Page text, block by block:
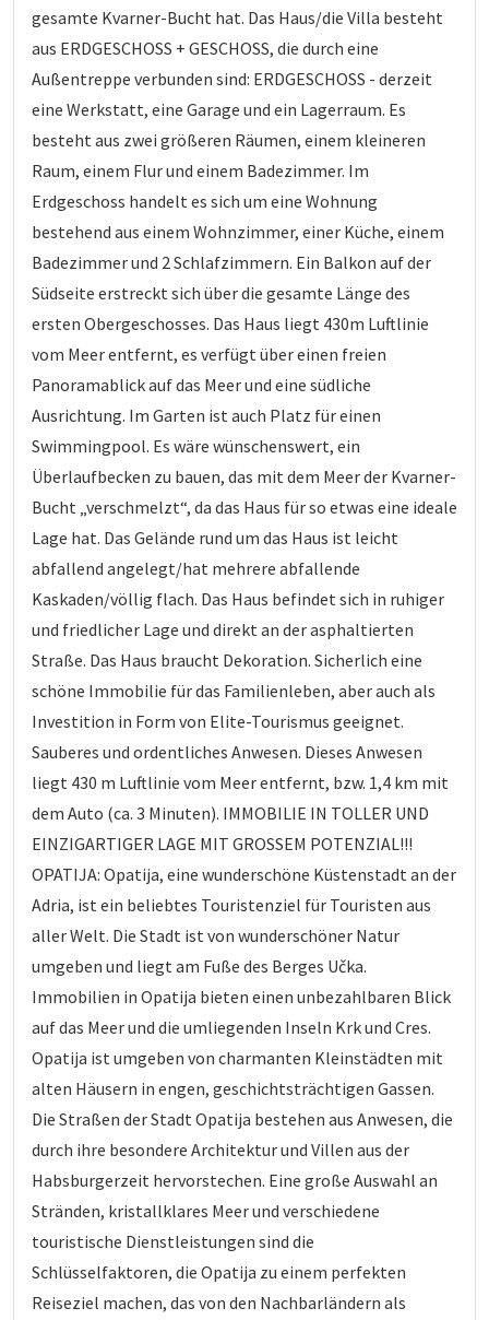
gesamte Kvarner-Bucht hat. Das Haus/die Villa besteht
aus ERDGESCHOSS + GESCHOSS, die durch eine
Außentreppe verbunden sind: ERDGESCHOSS - derzeit
eine Werkstatt, eine Garage und ein Lagerraum. Es
besteht aus zwei größeren Räumen, einem kleineren
Raum, einem Flur und einem Badezimmer. Im
Erdgeschoss handelt es sich um eine Wohnung
bestehend aus einem Wohnzimmer, einer Küche, einem
Badezimmer und 2 Schlafzimmern. Ein Balkon auf der
Südseite erstreckt sich über die gesamte Länge des
ersten Obergeschosses. Das Haus liegt 430m Luftlinie
vom Meer entfernt, es verfügt über einen freien
Panoramablick auf das Meer und eine südliche
Ausrichtung. Im Garten ist auch Platz für einen
Swimmingpool. Es wäre wünschenswert, ein
Überlaufbecken zu bauen, das mit dem Meer der Kvarner-
Bucht „verschmelzt“, da das Haus für so etwas eine ideale
Lage hat. Das Gelände rund um das Haus ist leicht
abfallend angelegt/hat mehrere abfallende
Kaskaden/völlig flach. Das Haus befindet sich in ruhiger
und friedlicher Lage und direkt an der asphaltierten
Straße. Das Haus braucht Dekoration. Sicherlich eine
schöne Immobilie für das Familienleben, aber auch als
Investition in Form von Elite-Tourismus geeignet.
Sauberes und ordentliches Anwesen. Dieses Anwesen
liegt 430 m Luftlinie vom Meer entfernt, bzw. 1,4 km mit
dem Auto (ca. 3 Minuten). IMMOBILIE IN TOLLER UND
EINZIGARTIGER LAGE MIT GROSSEM POTENZIAL!!!
OPATIJA: Opatija, eine wunderschöne Küstenstadt an der
Adria, ist ein beliebtes Touristenziel für Touristen aus
aller Welt. Die Stadt ist von wunderschöner Natur
umgeben und liegt am Fuße des Berges Učka.
Immobilien in Opatija bieten einen unbezahlbaren Blick
auf das Meer und die umliegenden Inseln Krk und Cres.
Opatija ist umgeben von charmanten Kleinstädten mit
alten Häusern in engen, geschichtsträchtigen Gassen.
Die Straßen der Stadt Opatija bestehen aus Anwesen, die
durch ihre besondere Architektur und Villen aus der
Habsburgerzeit hervorstechen. Eine große Auswahl an
Stränden, kristallklares Meer und verschiedene
touristische Dienstleistungen sind die
Schlüsselfaktoren, die Opatija zu einem perfekten
Reiseziel machen, das von den Nachbarländern als